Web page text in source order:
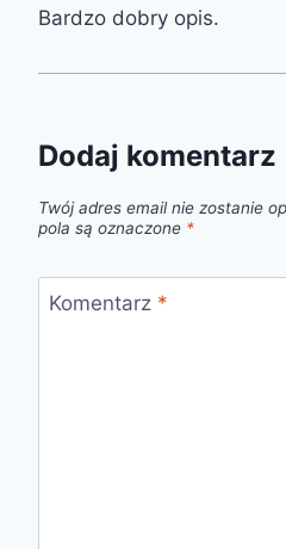
Bardzo dobry opis.
Dodaj komentarz
Twój adres email nie zostanie
pola są oznaczone *
Komentarz *